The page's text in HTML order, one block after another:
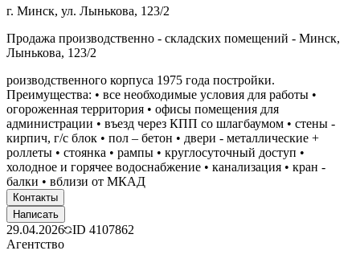
г. Минск, ул. Лынькова, 123/2
Продажа производственно - складских помещений - Минск,
Лынькова, 123/2
роизводственного корпуса 1975 года постройки.
Преимущества: • все необходимые условия для работы •
огороженная территория • офисы помещения для
администрации • въезд через КПП со шлагбаумом • стены -
кирпич, г/с блок • пол – бетон • двери - металлические +
роллеты • стоянка • рампы • круглосуточный доступ •
холодное и горячее водоснабжение • канализация • кран -
балки • вблизи от МКАД
Контакты
Написать
29.04.2026 ID 4107862
Агентство